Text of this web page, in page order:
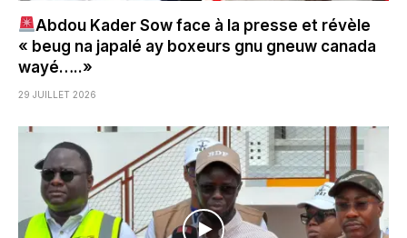
Abdou Kader Sow face à la presse et révèle
« beug na japalé ay boxeurs gnu gneuw canada
wayé…..»
29 JUILLET 2026